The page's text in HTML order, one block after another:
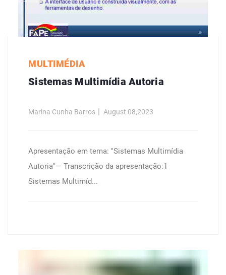
MULTIMÉDIA
Sistemas Multimídia Autoria
Marina Cunha Barros August 08,2023
Apresentação em tema: "Sistemas Multimídia
Autoria"— Transcrição da apresentação:1
Sistemas Multimíd...